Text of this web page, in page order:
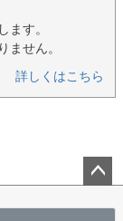
ます。
ません。
詳しくはこちら